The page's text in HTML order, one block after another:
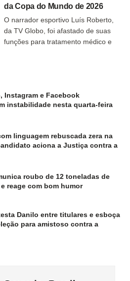
da Copa do Mundo de 2026
O narrador esportivo Luís Roberto,
da TV Globo, foi afastado de suas
funções para tratamento médico e
Instagram e Facebook
instabilidade nesta quarta-feira
linguagem rebuscada zera na
aciona a Justiça contra a
roubo de 12 toneladas de
reage com bom humor
Danilo entre titulares e esboça
para amistoso contra a